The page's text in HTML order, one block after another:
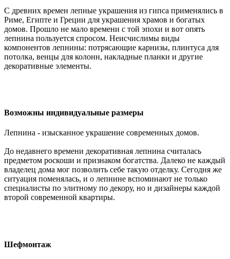
С древних времен лепные украшения из гипса применялись в
Риме, Египте и Греции для украшения храмов и богатых
домов. Прошло не мало времени с той эпохи и вот опять
лепнина пользуется спросом. Неисчислимы виды
компонентов лепнины: потрясающие карнизы, плинтуса для
потолка, венцы для колонн, накладные планки и другие
декоративные элементы.
Возможны индивидуальные размеры
Лепнина - изысканное украшение современных домов.
До недавнего времени декоративная лепнина считалась
предметом роскоши и признаком богатства. Далеко не каждый
владелец дома мог позволить себе такую отделку. Сегодня же
ситуация поменялась, и о лепнине вспоминают не только
специалисты по элитному по декору, но и дизайнеры каждой
второй современной квартиры.
Шефмонтаж